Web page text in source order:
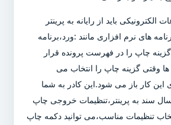
باید از رایانه به پرینتر
های نرم افزاری مانند :ورد،برنامه
چاپ را در فهرست پرونده قرار
ها وقتی گزینه چاپ را انتخاب می
این کار باز می شود.این کادر به شما
سند به پرینتر،تنظیمات خروجی چاپ
تنظیمات مناسب،می توانید دکمه چاپ